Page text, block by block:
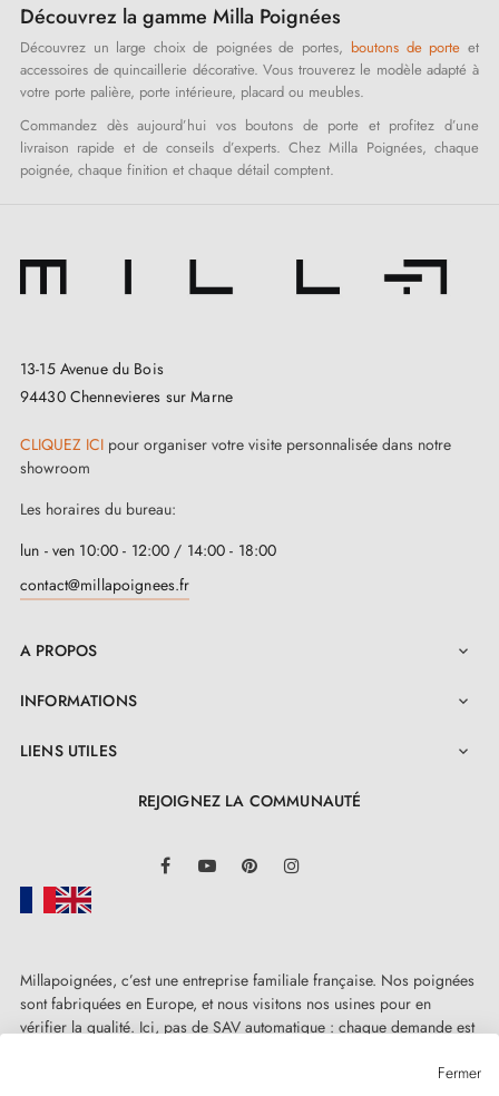
Découvrez la gamme Milla Poignées
Découvrez un large choix de poignées de portes, boutons de porte et
accessoires de quincaillerie décorative. Vous trouverez le modèle adapté à
votre porte palière, porte intérieure, placard ou meubles.
Commandez dès aujourd’hui vos boutons de porte et profitez d’une
livraison rapide et de conseils d’experts. Chez Milla Poignées, chaque
poignée, chaque finition et chaque détail comptent.
13-15 Avenue du Bois
94430 Chennevieres sur Marne
CLIQUEZ ICI pour organiser votre visite personnalisée dans notre
showroom
Les horaires du bureau:
lun - ven 10:00 - 12:00 / 14:00 - 18:00
contact@millapoignees.fr
A PROPOS 
INFORMATIONS 
LIENS UTILES 
REJOIGNEZ LA COMMUNAUTÉ
FacebookYouTube Pinterest
Millapoignées, c’est une entreprise familiale française. Nos poignées
sont fabriquées en Europe, et nous visitons nos usines pour en
vérifier la qualité. Ici, pas de SAV automatique : chaque demande est
Fermer